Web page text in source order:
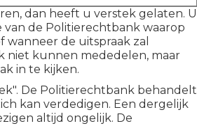
dan heeft u verstek gelaten. U
de Politierechtbank waarop
de uitspraak zal
niet kunnen mededelen, maar
in te kijken.
De Politierechtbank behandelt
kan verdedigen. Een dergelijk
altijd ongelijk. De